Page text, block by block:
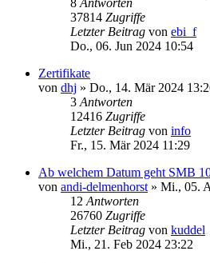
37814 Zugriffe
Letzter Beitrag von ebi_f
Do., 06. Jun 2024 10:54
Zertifikate
von dhj » Do., 14. Mär 2024
3 Antworten
12416 Zugriffe
Letzter Beitrag von info
Fr., 15. Mär 2024 11:29
Ab welchem Datum geht SMB
von andi-delmenhorst » Mi., 05.
12 Antworten
26760 Zugriffe
Letzter Beitrag von kuddel
Mi., 21. Feb 2024 23:22